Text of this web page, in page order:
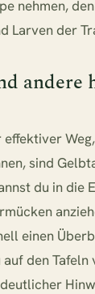
nehmen,
Larven der
andere
sind
du in die
einen
den Tafeln